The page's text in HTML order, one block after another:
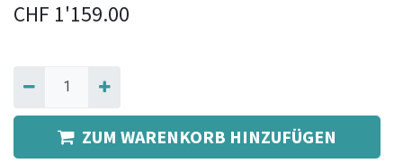
CHF 1'159.00
ZUM WARENKORB HINZUFÜGEN